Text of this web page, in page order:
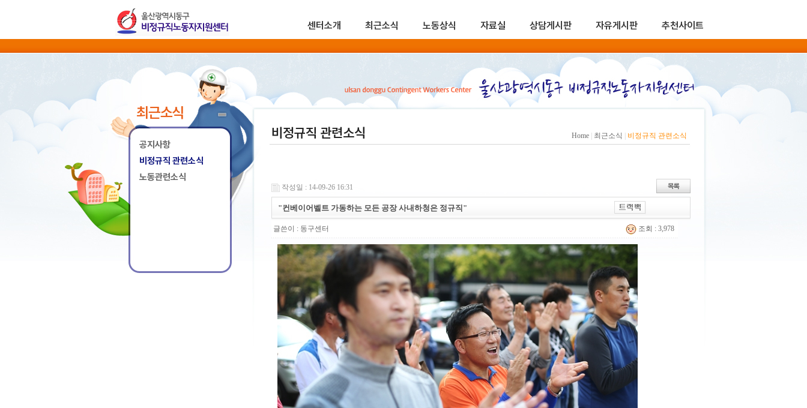
센터소개 최근소식 노동상식 자료실 상담게시판 자유게시판 추천사이트
최근소식
공지사항
비정규직 관련소식
노동관련소식
비정규직 관련소식 Home 최근소식 비정규직 관련소식
작성일 : 14-09-26 16:31
"컨베이어벨트 가동하는 모든 공장 사내하청은 정규직"
글쓴이 : 동구센터 조회 : 3,978